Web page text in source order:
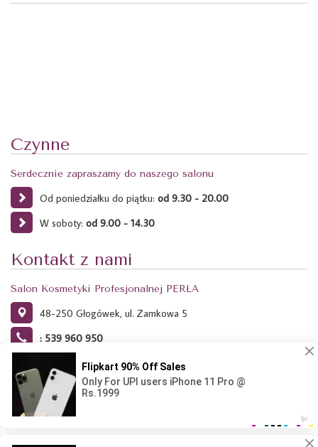
Czynne
Serdecznie zapraszamy do naszego salonu
Od poniedziałku do piątku: od 9.30 - 20.00
W soboty: od 9.00 - 14.30
Kontakt z nami
Salon Kosmetyki Profesjonalnej PERŁA
48-250 Głogówek, ul. Zamkowa 5
: 539 960 950
Ta strona używa plików Cookies. Dowiedz się więcej o celu ich
używania i możliwości zmiany ustawień Cookies w przeglądarce.